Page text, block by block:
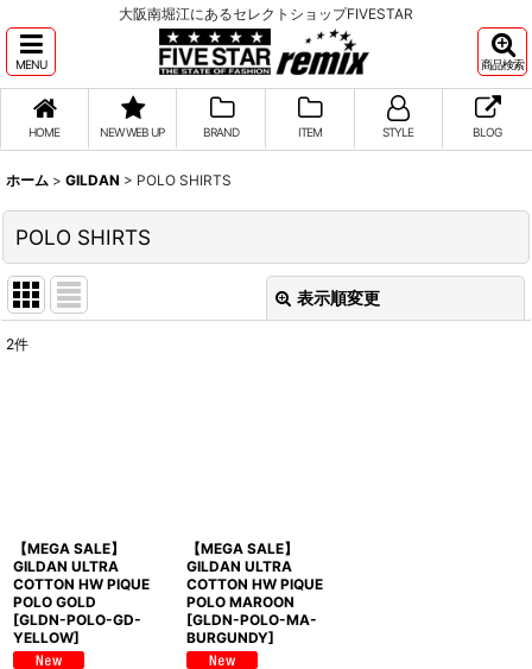
大阪南堀江にあるセレクトショップFIVESTAR
MENU 商品検索
HOME NEW WEB UP BRAND ITEM STYLE BLOG
ホーム > GILDAN > POLO SHIRTS
POLO SHIRTS
表示順変更
2件
【MEGA SALE】
GILDAN ULTRA
COTTON HW PIQUE
POLO GOLD
[GLDN-POLO-GD-
YELLOW]
【MEGA SALE】
GILDAN ULTRA
COTTON HW PIQUE
POLO MAROON
[GLDN-POLO-MA-
BURGUNDY]